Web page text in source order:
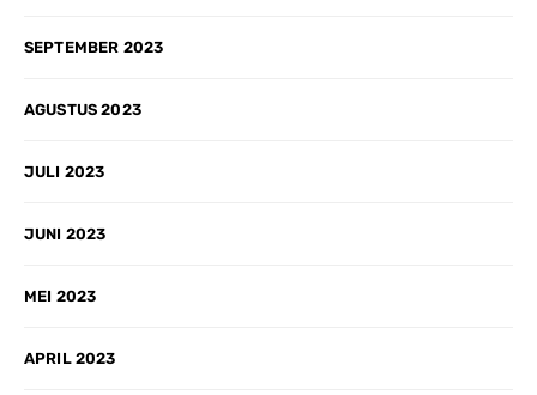
SEPTEMBER 2023
AGUSTUS 2023
JULI 2023
JUNI 2023
MEI 2023
APRIL 2023